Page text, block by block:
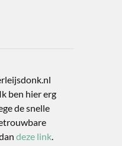
ben hier erg
de snelle
deze link.